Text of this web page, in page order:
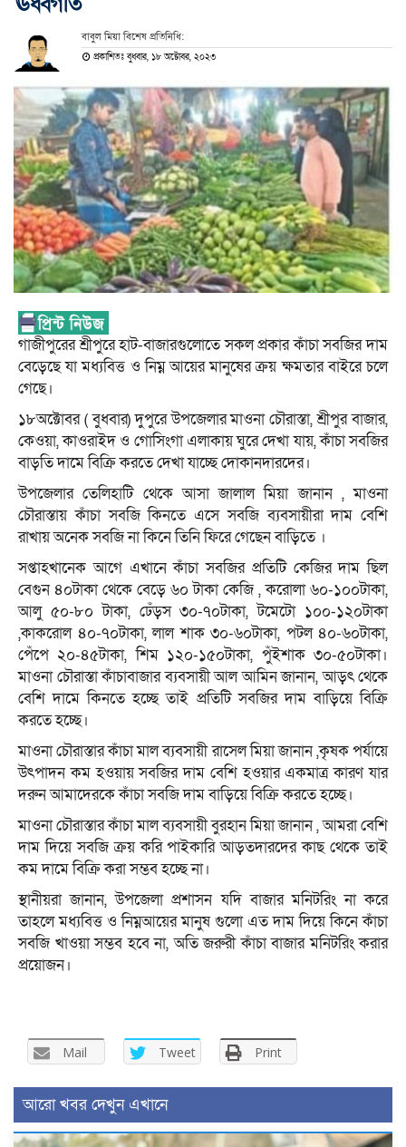
বাবুল মিয়া বিশেষ প্রতিনিধি:
প্রকাশিতঃ বুধবার, ১৮ অক্টোবর, ২০২৩
গাজীপুরের শ্রীপুরে হাট-বাজারগুলোতে সকল প্রকার কাঁচা সবজির দাম
বেড়েছে যা মধ্যবিত্ত ও নিম্ন আয়ের মানুষের ক্রয় ক্ষমতার বাইরে চলে
গেছে।
১৮অক্টোবর ( বুধবার) দুপুরে উপজেলার মাওনা চৌরাস্তা, শ্রীপুর বাজার,
কেওয়া, কাওরাইদ ও গোসিংগা এলাকায় ঘুরে দেখা যায়, কাঁচা সবজির
বাড়তি দামে বিক্রি করতে দেখা যাচ্ছে দোকানদারদের।
উপজেলার তেলিহাটি থেকে আসা জালাল মিয়া জানান , মাওনা
চৌরাস্তায় কাঁচা সবজি কিনতে এসে সবজি ব্যবসায়ীরা দাম বেশি
রাখায় অনেক সবজি না কিনে তিনি ফিরে গেছেন বাড়িতে ।
সপ্তাহখানেক আগে এখানে কাঁচা সবজির প্রতিটি কেজির দাম ছিল
বেগুন ৪০টাকা থেকে বেড়ে ৬০ টাকা কেজি , করোলা ৬০-১০০টাকা,
আলু ৫০-৮০ টাকা, ঢেঁড়স ৩০-৭০টাকা, টমেটো ১০০-১২০টাকা
,কাকরোল ৪০-৭০টাকা, লাল শাক ৩০-৬০টাকা, পটল ৪০-৬০টাকা,
পেঁপে ২০-৪৫টাকা, শিম ১২০-১৫০টাকা, পুঁইশাক ৩০-৫০টাকা।
মাওনা চৌরাস্তা কাঁচাবাজার ব্যবসায়ী আল আমিন জানান, আড়ৎ থেকে
বেশি দামে কিনতে হচ্ছে তাই প্রতিটি সবজির দাম বাড়িয়ে বিক্রি
করতে হচ্ছে।
মাওনা চৌরাস্তার কাঁচা মাল ব্যবসায়ী রাসেল মিয়া জানান ,কৃষক পর্যায়ে
উৎপাদন কম হওয়ায় সবজির দাম বেশি হওয়ার একমাত্র কারণ যার
দরুন আমাদেরকে কাঁচা সবজি দাম বাড়িয়ে বিক্রি করতে হচ্ছে।
মাওনা চৌরাস্তার কাঁচা মাল ব্যবসায়ী বুরহান মিয়া জানান , আমরা বেশি
দাম দিয়ে সবজি ক্রয় করি পাইকারি আড়তদারদের কাছ থেকে তাই
কম দামে বিক্রি করা সম্ভব হচ্ছে না।
স্থানীয়রা জানান, উপজেলা প্রশাসন যদি বাজার মনিটরিং না করে
তাহলে মধ্যবিত্ত ও নিম্নআয়ের মানুষ গুলো এত দাম দিয়ে কিনে কাঁচা
সবজি খাওয়া সম্ভব হবে না, অতি জরুরী কাঁচা বাজার মনিটরিং করার
প্রয়োজন।
Mail Tweet Print
আরো খবর দেখুন এখানে